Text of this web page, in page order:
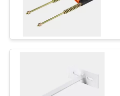
DEL
SITIO